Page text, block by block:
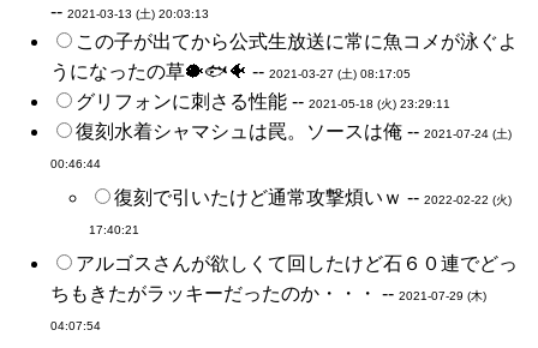
-- 2021-03-13 (土) 20:03:13
この子が出てから公式生放送に常に魚コメが泳ぐよ
うになったの草🐡🐟🐠 -- 2021-03-27 (土) 08:17:05
グリフォンに刺さる性能 -- 2021-05-18 (火) 23:29:11
復刻水着シャマシュは罠。ソースは俺 -- 2021-07-24 (土)
00:46:44
復刻で引いたけど通常攻撃煩いｗ -- 2022-02-22 (火)
17:40:21
アルゴスさんが欲しくて回したけど石６０連でどっ
ちもきたがラッキーだったのか・・・ -- 2021-07-29 (木)
04:07:54